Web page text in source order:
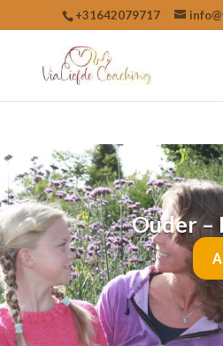
+31642079717
Ouder –